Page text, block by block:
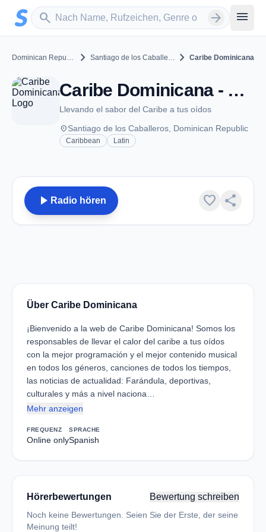
Zum Hauptinhalt springen
search
Sender suchen arrow_forward menu
Dominican Republic chevron_right Santiago de los Caballeros chevron_right Caribe Dominicana
Caribe Dominicana - Santiago de los Caballeros
Llevando el sabor del Caribe a tus oídos
placeSantiago de los Caballeros, Dominican Republic
Caribbean Latin
play_arrow Radio hören favorite share
Über Caribe Dominicana
¡Bienvenido a la web de Caribe Dominicana! Somos los
responsables de llevar el calor del caribe a tus oídos
con la mejor programación y el mejor contenido musical
en todos los géneros, canciones de todos los tiempos,
las noticias de actualidad: Farándula, deportivas,
culturales y más a nivel naciona…
Mehr anzeigen
FREQUENZ
Online only
SPRACHE
Spanish
Hörerbewertungen Bewertung schreiben
Noch keine Bewertungen. Seien Sie der Erste, der seine
Meinung teilt!